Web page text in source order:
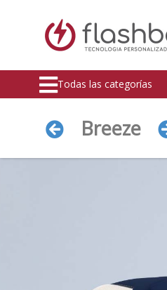
Todas las categorías
Breeze